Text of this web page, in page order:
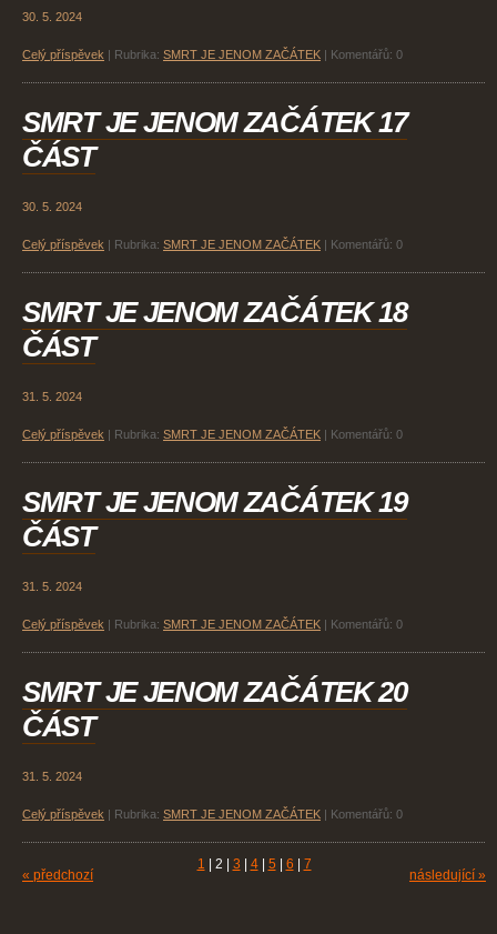
30. 5. 2024
Celý příspěvek Rubrika: SMRT JE JENOM ZAČÁTEK Komentářů: 0
SMRT JE JENOM ZAČÁTEK 17
ČÁST
30. 5. 2024
Celý příspěvek Rubrika: SMRT JE JENOM ZAČÁTEK Komentářů: 0
SMRT JE JENOM ZAČÁTEK 18
ČÁST
31. 5. 2024
Celý příspěvek Rubrika: SMRT JE JENOM ZAČÁTEK Komentářů: 0
SMRT JE JENOM ZAČÁTEK 19
ČÁST
31. 5. 2024
Celý příspěvek Rubrika: SMRT JE JENOM ZAČÁTEK Komentářů: 0
SMRT JE JENOM ZAČÁTEK 20
ČÁST
31. 5. 2024
Celý příspěvek Rubrika: SMRT JE JENOM ZAČÁTEK Komentářů: 0
« předchozí
1 2 3 4 5 6 7
následující »